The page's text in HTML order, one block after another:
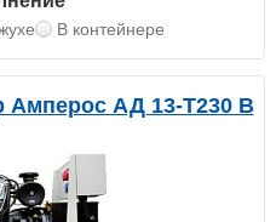
В контейнере
Амперос АД 13-Т230 B